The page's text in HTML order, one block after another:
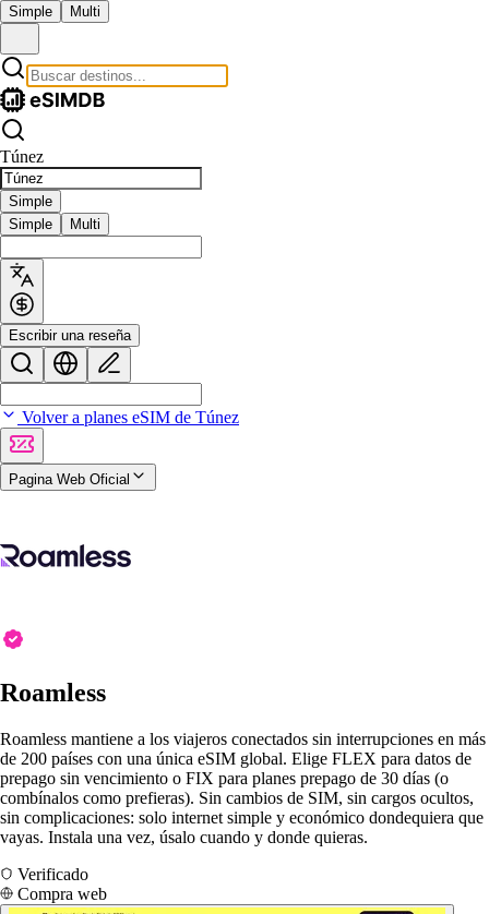
Simple Multi
Túnez
Simple
Simple
Multi
Escribir una reseña
Volver a planes eSIM de Túnez
Pagina Web Oficial
Roamless
Roamless mantiene a los viajeros conectados sin interrupciones en más
de 200 países con una única eSIM global. Elige FLEX para datos de
prepago sin vencimiento o FIX para planes prepago de 30 días (o
combínalos como prefieras). Sin cambios de SIM, sin cargos ocultos,
sin complicaciones: solo internet simple y económico dondequiera que
vayas. Instala una vez, úsalo cuando y donde quieras.
Verificado
Compra web